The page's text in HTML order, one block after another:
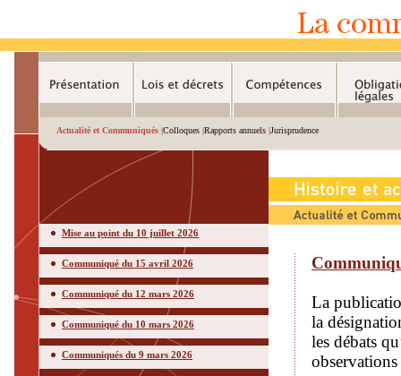
Actualité et Communiqués |Colloques |Rapports annuels |Jurisprudence
Mise au point du 10 juillet 2026
Communiqué du 15 avril 2026
Communiqué du 12 mars 2026
Communiqué du 10 mars 2026
Communiqués du 9 mars 2026
La
la
les débats
observations